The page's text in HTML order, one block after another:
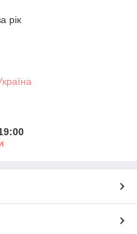
рік